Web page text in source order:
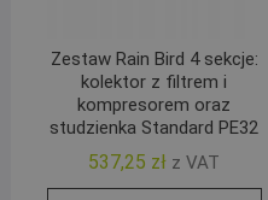
Zestaw Rain Bird 4 sekcje:
kolektor z filtrem i
kompresorem oraz
studzienka Standard PE32
537,25 zł z VAT